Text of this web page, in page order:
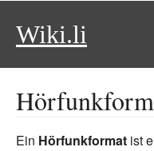
Wiki.li
Ein Hörfunkformat ist